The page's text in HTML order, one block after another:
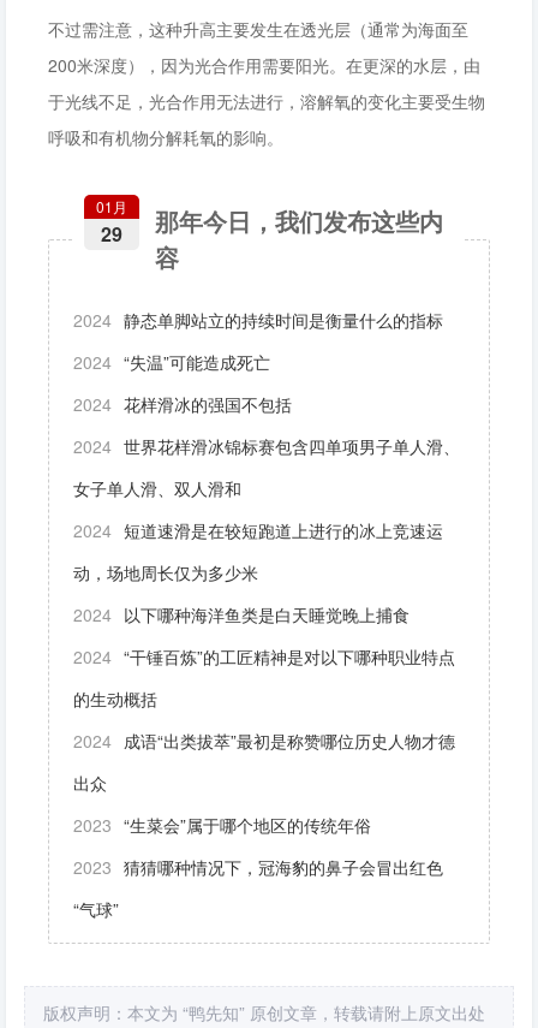
不过需注意，这种升高主要发生在‌透光层‌（通常为海面至
200米深度），因为光合作用需要阳光。在更深的水层，由
于光线不足，光合作用无法进行，溶解氧的变化主要受生物
呼吸和有机物分解耗氧的影响。
那年今日，我们发布这些内
容
01月
29
2024 静态单脚站立的持续时间是衡量什么的指标
2024 “失温”可能造成死亡
2024 花样滑冰的强国不包括
2024 世界花样滑冰锦标赛包含四单项男子单人滑、
女子单人滑、双人滑和
2024 短道速滑是在较短跑道上进行的冰上竞速运
动，场地周长仅为多少米
2024 以下哪种海洋鱼类是白天睡觉晚上捕食
2024 “干锤百炼”的工匠精神是对以下哪种职业特点
的生动概括
2024 成语“出类拔萃”最初是称赞哪位历史人物才德
出众
2023 “生菜会”属于哪个地区的传统年俗
2023 猜猜哪种情况下，冠海豹的鼻子会冒出红色
“气球”
版权声明：本文为 “鸭先知” 原创文章，转载请附上原文出处